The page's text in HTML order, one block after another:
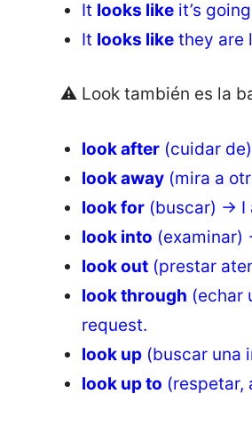
It looks likeit’s
It looks likethey are
⚠️ Look también es la
look after(cuidar
look away(mira a
look for(buscar) → I
look into (examinar)
look out(prestar
look through (echar
request.
look up(buscar una
look up to (respetar,